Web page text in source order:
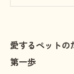
あなたのペ
フリーな生
愛するペットの
第一歩